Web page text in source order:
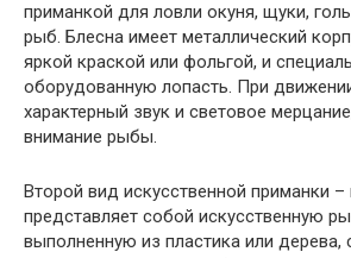
приманкой для ловли окуня, щуки,
рыб. Блесна имеет металлический
яркой краской или фольгой, и
оборудованную лопасть. При
характерный звук и световое
внимание рыбы.
Второй вид искусственной приманки
представляет собой искусственную
выполненную из пластика или дерева,